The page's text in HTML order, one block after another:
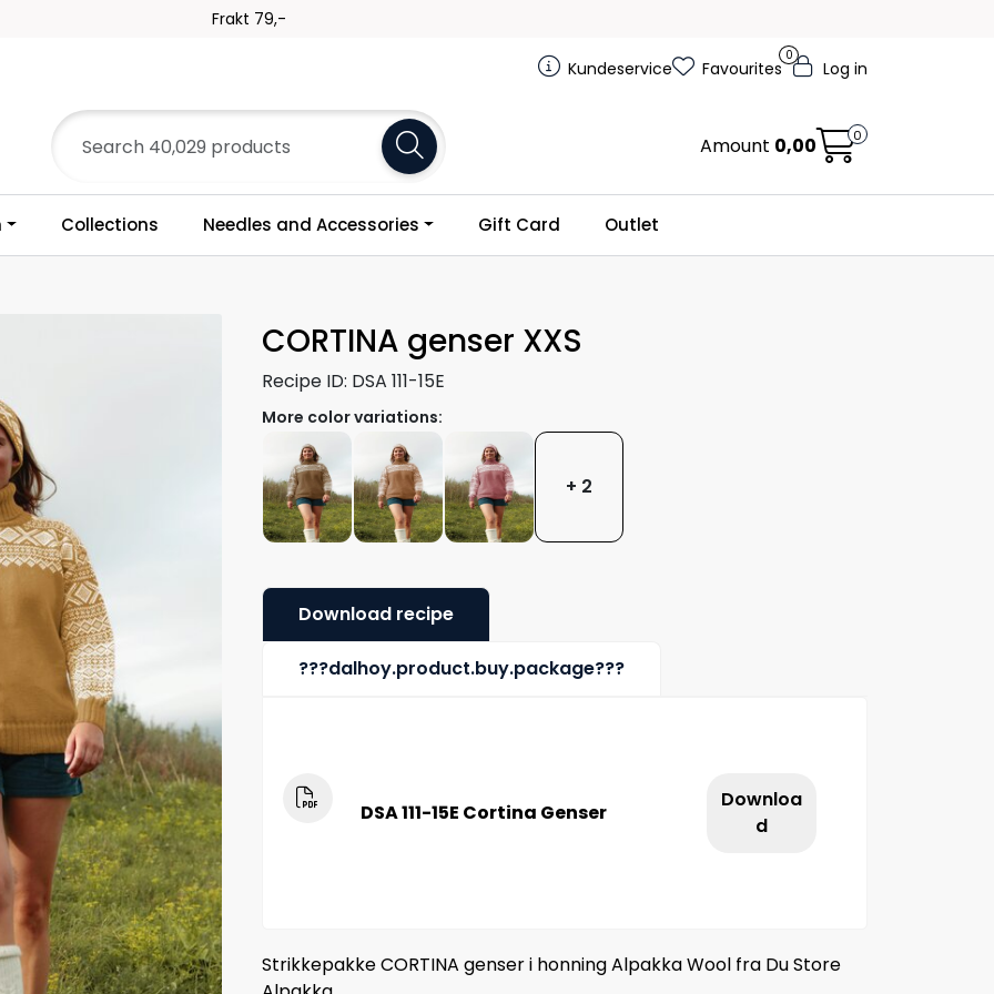
Frakt 79,-
Kundeservice
0
Favourites Log in
Amount 0,00 0
Collections Needles and Accessories Gift Card Outlet
CORTINA genser XXS
Recipe ID: DSA 111-15E
More color variations:
+ 2
Download recipe
???dalhoy.product.buy.package???
DSA 111-15E Cortina Genser
Downloa
d
Strikkepakke CORTINA genser i honning Alpakka Wool fra Du Store